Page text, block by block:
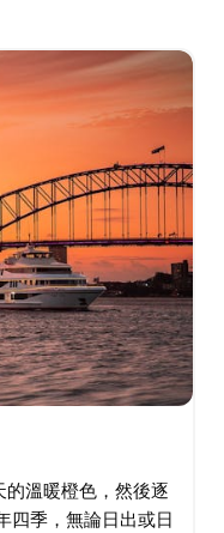
溫暖橙色，然後逐
四季，無論日出或日